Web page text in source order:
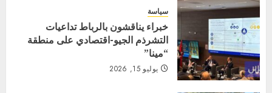
سياسة
خبراء يناقشون بالرباط تداعيات
التشرذم الجيو-اقتصادي على منطقة
“مينا”
يوليو 15, 2026